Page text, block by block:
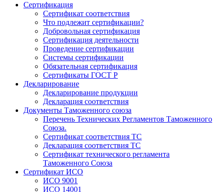
Сертификация
Сертификат соответствия
Что подлежит сертификации?
Добровольная сертификация
Сертификация деятельности
Проведение сертификации
Системы сертификации
Обязательная сертификация
Сертификаты ГОСТ Р
Декларирование
Декларирование продукции
Декларация соответствия
Документы Таможенного союза
Перечень Технических Регламентов Таможенного
Союза.
Сертификат соответствия ТС
Декларация соответствия ТС
Сертификат технического регламента
Таможенного Союза
Сертификат ИСО
ИСО 9001
ИСО 14001